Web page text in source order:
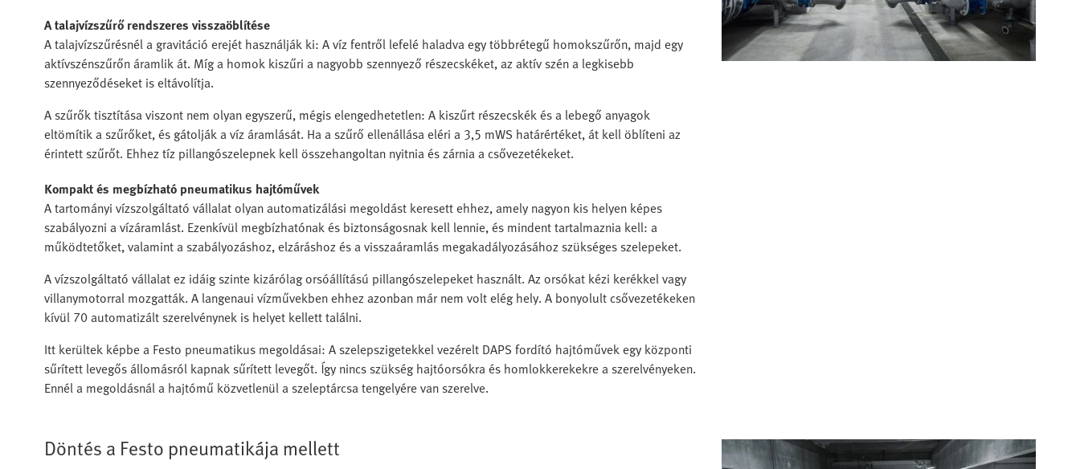
A talajvízszűrő rendszeres visszaöblítése
A talajvízszűrésnél a gravitáció erejét használják ki: A víz fentről lefelé haladva egy többrétegű homokszűrőn, majd egy
aktívszénszűrőn áramlik át. Míg a homok kiszűri a nagyobb szennyező részecskéket, az aktív szén a legkisebb
szennyeződéseket is eltávolítja.
A szűrők tisztítása viszont nem olyan egyszerű, mégis elengedhetetlen: A kiszűrt részecskék és a lebegő anyagok
eltömítik a szűrőket, és gátolják a víz áramlását. Ha a szűrő ellenállása eléri a 3,5 mWS határértéket, át kell öblíteni az
érintett szűrőt. Ehhez tíz pillangószelepnek kell összehangoltan nyitnia és zárnia a csővezetékeket.
Kompakt és megbízható pneumatikus hajtóművek
A tartományi vízszolgáltató vállalat olyan automatizálási megoldást keresett ehhez, amely nagyon kis helyen képes
szabályozni a vízáramlást. Ezenkívül megbízhatónak és biztonságosnak kell lennie, és mindent tartalmaznia kell: a
működtetőket, valamint a szabályozáshoz, elzáráshoz és a visszaáramlás megakadályozásához szükséges szelepeket.
A vízszolgáltató vállalat ez idáig szinte kizárólag orsóállítású pillangószelepeket használt. Az orsókat kézi kerékkel vagy
villanymotorral mozgatták. A langenaui vízművekben ehhez azonban már nem volt elég hely. A bonyolult csővezetékeken
kívül 70 automatizált szerelvénynek is helyet kellett találni.
Itt kerültek képbe a Festo pneumatikus megoldásai: A szelepszigetekkel vezérelt DAPS fordító hajtóművek egy központi
sűrített levegős állomásról kapnak sűrített levegőt. Így nincs szükség hajtóorsókra és homlokkerekekre a szerelvényeken.
Ennél a megoldásnál a hajtómű közvetlenül a szeleptárcsa tengelyére van szerelve.
Döntés a Festo pneumatikája mellett